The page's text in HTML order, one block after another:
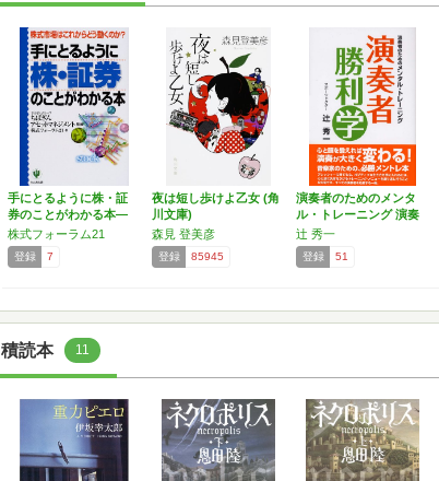
手にとるように株・証
券のことがわかる本―
株式…
株式フォーラム21
登録 7
夜は短し歩けよ乙女 (角
川文庫)
森見 登美彦
登録 85945
演奏者のためのメンタ
ル・トレーニング 演奏
者…
辻 秀一
登録 51
積読本 11